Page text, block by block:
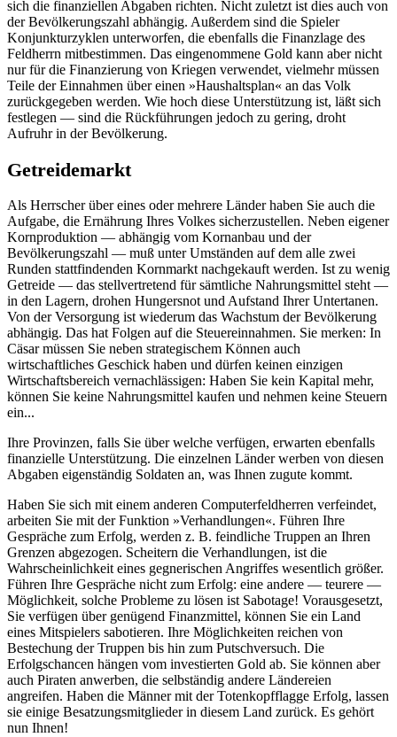
sich die finanziellen Abgaben richten. Nicht zuletzt ist dies auch von
der Bevölkerungszahl abhängig. Außerdem sind die Spieler
Konjunkturzyklen unterworfen, die ebenfalls die Finanzlage des
Feldherrn mitbestimmen. Das eingenommene Gold kann aber nicht
nur für die Finanzierung von Kriegen verwendet, vielmehr müssen
Teile der Einnahmen über einen »Haushaltsplan« an das Volk
zurückgegeben werden. Wie hoch diese Unterstützung ist, läßt sich
festlegen — sind die Rückführungen jedoch zu gering, droht
Aufruhr in der Bevölkerung.
Getreidemarkt
Als Herrscher über eines oder mehrere Länder haben Sie auch die
Aufgabe, die Ernährung Ihres Volkes sicherzustellen. Neben eigener
Kornproduktion — abhängig vom Kornanbau und der
Bevölkerungszahl — muß unter Umständen auf dem alle zwei
Runden stattfindenden Kornmarkt nachgekauft werden. Ist zu wenig
Getreide — das stellvertretend für sämtliche Nahrungsmittel steht —
in den Lagern, drohen Hungersnot und Aufstand Ihrer Untertanen.
Von der Versorgung ist wiederum das Wachstum der Bevölkerung
abhängig. Das hat Folgen auf die Steuereinnahmen. Sie merken: In
Cäsar müssen Sie neben strategischem Können auch
wirtschaftliches Geschick haben und dürfen keinen einzigen
Wirtschaftsbereich vernachlässigen: Haben Sie kein Kapital mehr,
können Sie keine Nahrungsmittel kaufen und nehmen keine Steuern
ein...
Ihre Provinzen, falls Sie über welche verfügen, erwarten ebenfalls
finanzielle Unterstützung. Die einzelnen Länder werben von diesen
Abgaben eigenständig Soldaten an, was Ihnen zugute kommt.
Haben Sie sich mit einem anderen Computerfeldherren verfeindet,
arbeiten Sie mit der Funktion »Verhandlungen«. Führen Ihre
Gespräche zum Erfolg, werden z. B. feindliche Truppen an Ihren
Grenzen abgezogen. Scheitern die Verhandlungen, ist die
Wahrscheinlichkeit eines gegnerischen Angriffes wesentlich größer.
Führen Ihre Gespräche nicht zum Erfolg: eine andere — teurere —
Möglichkeit, solche Probleme zu lösen ist Sabotage! Vorausgesetzt,
Sie verfügen über genügend Finanzmittel, können Sie ein Land
eines Mitspielers sabotieren. Ihre Möglichkeiten reichen von
Bestechung der Truppen bis hin zum Putschversuch. Die
Erfolgschancen hängen vom investierten Gold ab. Sie können aber
auch Piraten anwerben, die selbständig andere Ländereien
angreifen. Haben die Männer mit der Totenkopfflagge Erfolg, lassen
sie einige Besatzungsmitglieder in diesem Land zurück. Es gehört
nun Ihnen!